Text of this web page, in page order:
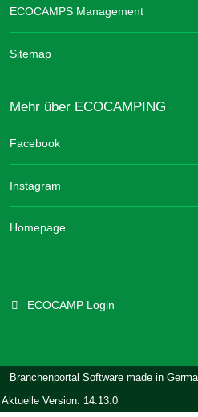
ECOCAMPS Management
Sitemap
Mehr über ECOCAMPING
Facebook
Instagram
Homepage
ECOCAMP Login
Branchenportal Software made in
Aktuelle Version: 14.13.0